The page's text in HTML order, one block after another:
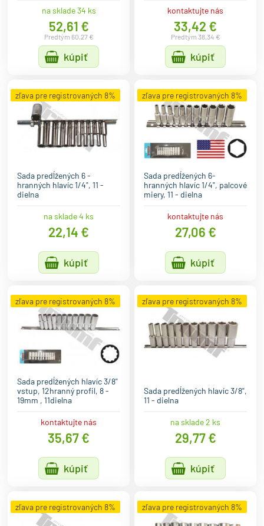
na sklade 34 ks
52,61 €
Predtým 60,27 €
kúpiť
kontaktujte nás
33,42 €
Predtým 38,34 €
kúpiť
zľava pre registrovaných 8%
Sada predĺžených 6 -
hranných hlavíc 1/4", 11 -
dielna
na sklade 4 ks
22,14 €
kúpiť
zľava pre registrovaných 8%
Sada predĺžených 6-
hranných hlavíc 1/4", palcové
miery, 11 - dielna
kontaktujte nás
27,06 €
kúpiť
zľava pre registrovaných 8%
Sada predĺžených hlavíc 3/8"
vstup, 12hranný profil, 8 -
19mm , 11dielna
kontaktujte nás
35,67 €
kúpiť
zľava pre registrovaných 8%
Sada predĺžených hlavíc 3/8",
11 - dielna
na sklade 2 ks
29,77 €
kúpiť
zľava pre registrovaných 8% zľava pre registrovaných 8%